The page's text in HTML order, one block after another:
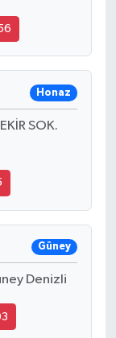
Honaz
SOK.
Güney
Denizli